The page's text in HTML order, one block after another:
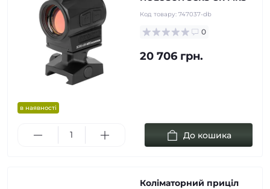
в наявності
Код товару: 747037-db
0
20 706 грн.
До кошика
Коліматорний приціл